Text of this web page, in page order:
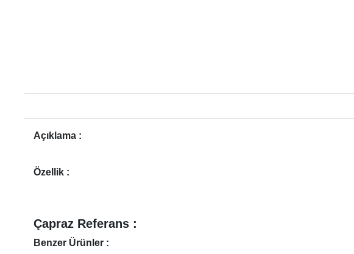
Açıklama :
Özellik :
Çapraz Referans :
Benzer Ürünler :